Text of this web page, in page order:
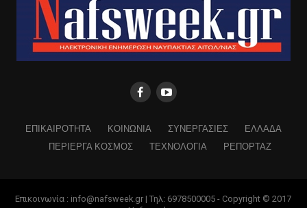
ΕΠΙΚΑΙΡΟΤΗΤΑ ΚΟΙΝΩΝΙΑ ΣΥΝΕΡΓΑΣΙΕΣ
ΕΛΛΑΔΑ
ΠΕΡΙΕΡΓΑ ΚΟΣΜΟΣ
ΤΕΧΝΟΛΟΓΙΑ ΡΕΠΟΡΤΑΖ
Επικοινωνία : info@nafsweek.gr | Τηλ: 6978500005 - Copyright © 2017